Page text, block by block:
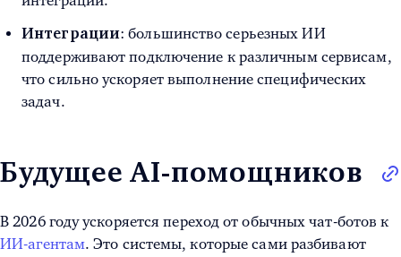
Интеграции: большинство серьезных ИИ
поддерживают подключение к различным сервисам,
что сильно ускоряет выполнение специфических
задач.
Будущее AI-помощников
В 2026 году ускоряется переход от обычных чат-ботов к
ИИ-агентам. Это системы, которые сами разбивают